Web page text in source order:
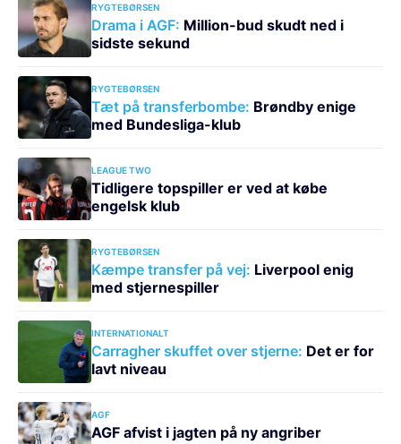
RYGTEBØRSEN
Drama i AGF: Million-bud skudt ned i
sidste sekund
RYGTEBØRSEN
Tæt på transferbombe: Brøndby enige
med Bundesliga-klub
LEAGUE TWO
Tidligere topspiller er ved at købe
engelsk klub
RYGTEBØRSEN
Kæmpe transfer på vej: Liverpool enig
med stjernespiller
INTERNATIONALT
Carragher skuffet over stjerne: Det er for
lavt niveau
AGF
AGF afvist i jagten på ny angriber